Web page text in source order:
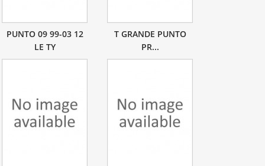
PUNTO 09 99-03 12
LE TY
T GRANDE PUNTO
PR...